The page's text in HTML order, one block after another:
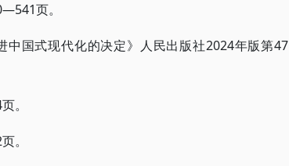
页。
国式现代化的决定》人民出版社2024年版第47
。
。